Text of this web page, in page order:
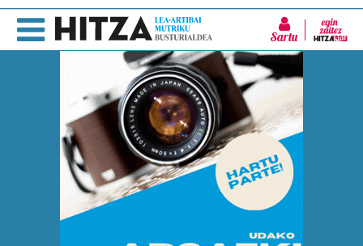
Sartu